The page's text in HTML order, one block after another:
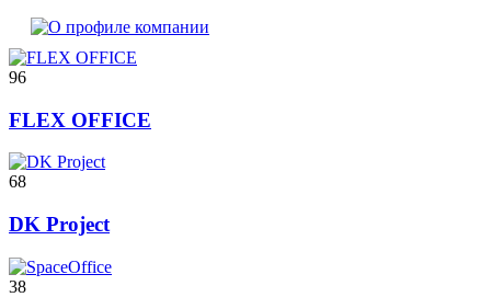
96
FLEX OFFICE
68
DK Project
38